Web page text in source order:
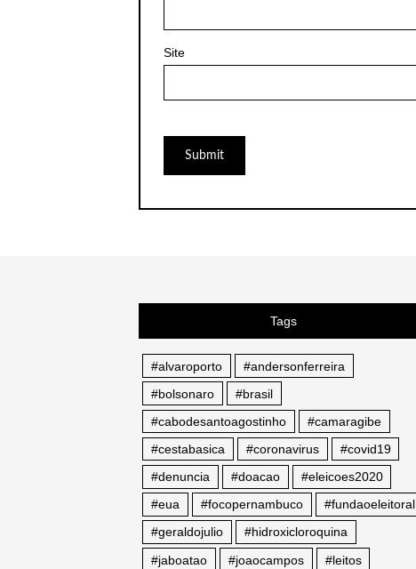
Site
Tags
#alvaroporto
#andersonferreira
#bolsonaro
#brasil
#cabodesantoagostinho
#camaragibe
#cestabasica
#coronavirus
#covid19
#denuncia
#doacao
#eleicoes2020
#eua
#focopernambuco
#fundaoeleitoral
#geraldojulio
#hidroxicloroquina
#jaboatao
#joaocampos #leitos